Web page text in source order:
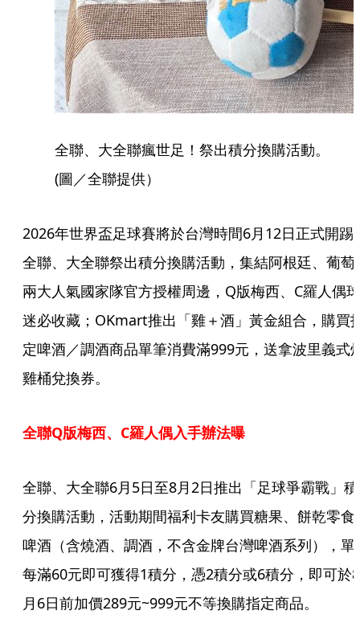
全聯、大全聯瘋世足！祭出積分換購活動。
(圖／全聯提供）
2026年世界盃足球賽將於台灣時間6月12日正式開踢
全聯、大全聯祭出積分換購活動，集結阿根廷、葡萄
兩大人氣國家隊官方授權周邊，Q版梅西、C羅人偶球
迷必收藏；OKmart推出「雞＋酒」黃金組合，購買
定啤酒／調酒商品單筆消費滿999元，送拿波里義式
雞桶兌換券。
全聯Q版梅西、C羅人偶入手辦法曝
全聯、大全聯6月5日至8月2日推出「足球爭霸戰」積
分換購活動，活動期間福利卡友購買糖果、餅乾零食
啤酒（含燒酒、調酒，不含金牌台灣啤酒系列），單
每滿60元即可獲得1積分，憑2積分或6積分，即可於8
月6日前加價289元~999元不等換購指定商品。